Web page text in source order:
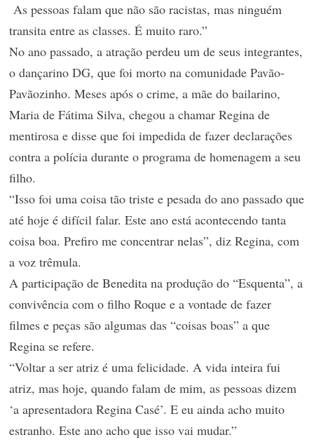
As pessoas falam que não são racistas, mas ninguém
transita entre as classes. É muito raro.”
No ano passado, a atração perdeu um de seus integrantes,
o dançarino DG, que foi morto na comunidade Pavão-
Pavãozinho. Meses após o crime, a mãe do bailarino,
Maria de Fátima Silva, chegou a chamar Regina de
mentirosa e disse que foi impedida de fazer declarações
contra a polícia durante o programa de homenagem a seu
filho.
“Isso foi uma coisa tão triste e pesada do ano passado que
até hoje é difícil falar. Este ano está acontecendo tanta
coisa boa. Prefiro me concentrar nelas”, diz Regina, com
a voz trêmula.
A participação de Benedita na produção do “Esquenta”, a
convivência com o filho Roque e a vontade de fazer
filmes e peças são algumas das “coisas boas” a que
Regina se refere.
“Voltar a ser atriz é uma felicidade. A vida inteira fui
atriz, mas hoje, quando falam de mim, as pessoas dizem
‘a apresentadora Regina Casé’. E eu ainda acho muito
estranho. Este ano acho que isso vai mudar.”